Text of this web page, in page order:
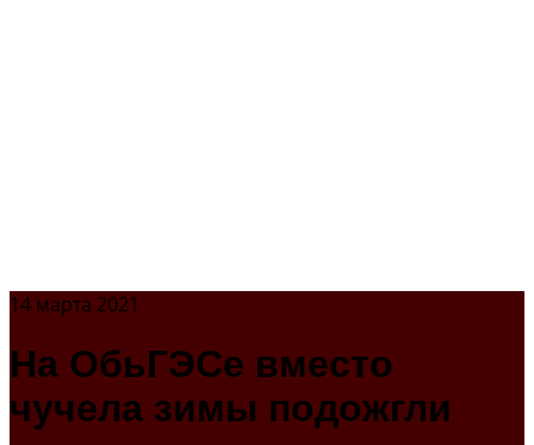
14 марта 2021
На ОбьГЭСе вместо
чучела зимы подожгли